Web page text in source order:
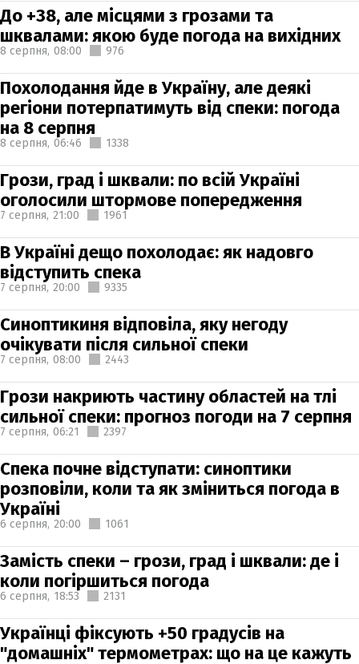
До +38, але місцями з грозами та
шквалами: якою буде погода на вихідних
8 серпня, 08:00 976
Похолодання йде в Україну, але деякі
регіони потерпатимуть від спеки: погода
на 8 серпня
8 серпня, 06:46 1338
Грози, град і шквали: по всій Україні
оголосили штормове попередження
7 серпня, 21:00 1961
В Україні дещо похолодає: як надовго
відступить спека
7 серпня, 20:00 9335
Синоптикиня відповіла, яку негоду
очікувати після сильної спеки
7 серпня, 08:00 2443
Грози накриють частину областей на тлі
сильної спеки: прогноз погоди на 7 серпня
7 серпня, 06:21 2397
Спека почне відступати: синоптики
розповіли, коли та як зміниться погода в
Україні
6 серпня, 20:00 1061
Замість спеки – грози, град і шквали: де і
коли погіршиться погода
6 серпня, 18:53 2131
Українці фіксують +50 градусів на
"домашніх" термометрах: що на це кажуть